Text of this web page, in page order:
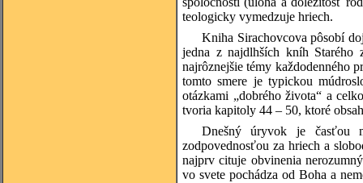
teologicky vymedzuje hriech.
Kniha Sirachovcova pôsobí
jedna z najdlhších kníh Starého
najrôznejšie témy každodenného
tomto smere je typickou
otázkami „dobrého života“ a
tvoria kapitoly 44 – 50, ktoré
Dnešný úryvok je časťou
zodpovednosťou za hriech a
najprv cituje obvinenia
vo svete pochádza od Boha a